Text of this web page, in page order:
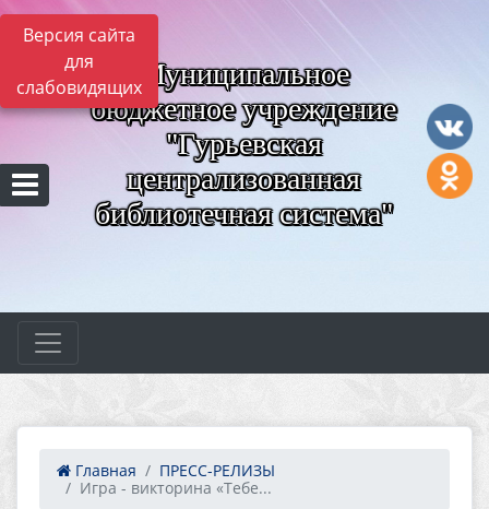
Версия сайта
для
слабовидящих Муниципальное
бюджетное учреждение
"Гурьевская
централизованная
библиотечная система"
Главная
ПРЕСС-РЕЛИЗЫ
Игра - викторина «Тебе...